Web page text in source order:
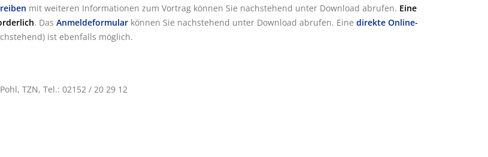
mit weiteren Informationen zum Vortrag können Sie nachstehend unter Download abrufen. Eine
. Das Anmeldeformular können Sie nachstehend unter Download abrufen. Eine direkte Online-
ist ebenfalls möglich.
TZN, Tel.: 02152 / 20 29 12